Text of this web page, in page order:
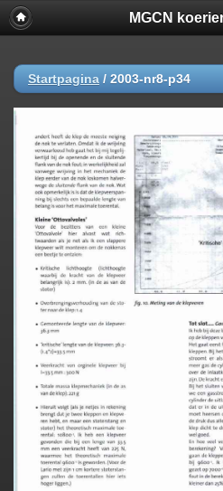
MGCN
Startpagina / 2003-nr8-p34